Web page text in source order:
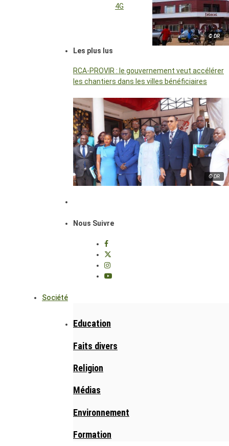
© DR
4G
Les plus lus
RCA-PROVIR : le gouvernement veut accélérer
les chantiers dans les villes bénéficiaires
© DR
Nous Suivre
Société
Education
Faits divers
Religion
Médias
Environnement
Formation